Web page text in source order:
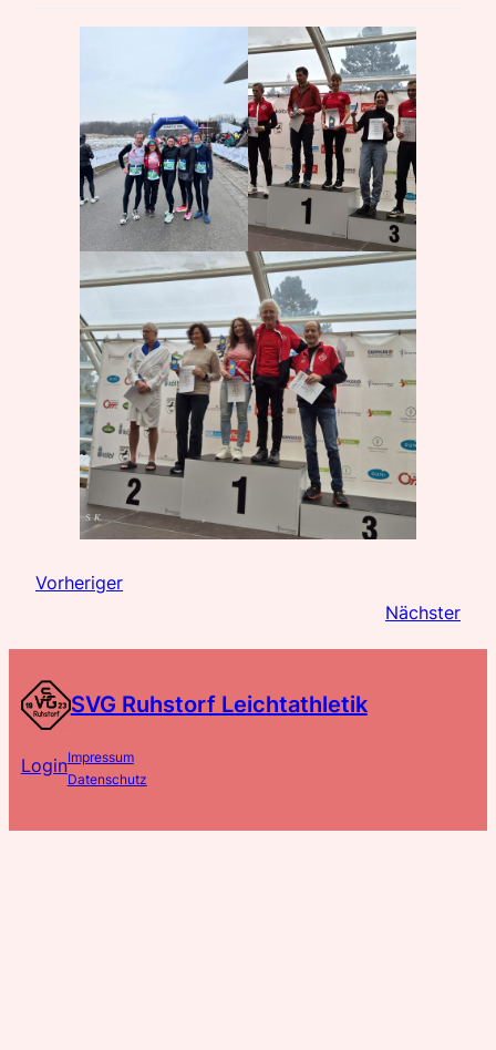
Vorheriger
Nächster
SVG Ruhstorf Leichtathletik
LoginImpressum
Datenschutz